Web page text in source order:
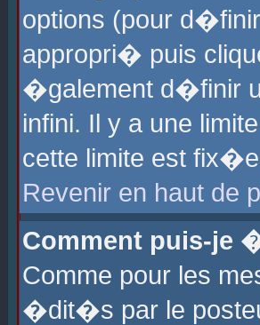
options (pour
appropri� puis
�galement d�finir
infini. Il y a une
cette limite est
Revenir en haut de
Comment puis-je
Comme pour les
�dit�s par le